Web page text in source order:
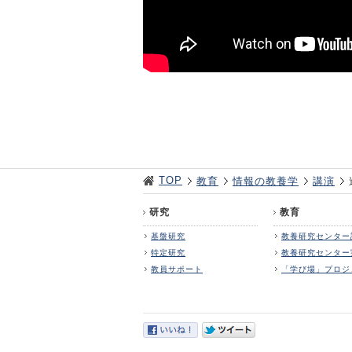
TOP 教育 情報の教養学 講演
研究
基盤研究
特定研究
教員サポート
教育
教養研究センタ
教養研究センタ
「学び場」プロ